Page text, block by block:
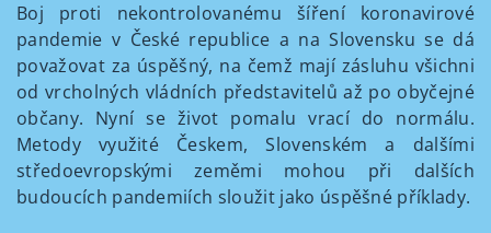
Boj proti nekontrolovanému šíření koronavirové
pandemie v České republice a na Slovensku se dá
považovat za úspěšný, na čemž mají zásluhu všichni
od vrcholných vládních představitelů až po obyčejné
občany. Nyní se život pomalu vrací do normálu.
Metody využité Českem, Slovenském a dalšími
středoevropskými zeměmi mohou při dalších
budoucích pandemiích sloužit jako úspěšné příklady.